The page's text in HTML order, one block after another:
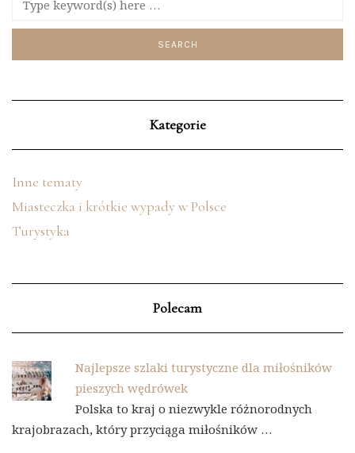
Kategorie
Inne tematy
Miasteczka i krótkie wypady w Polsce
Turystyka
Polecam
Najlepsze szlaki turystyczne dla miłośników
pieszych wędrówek
Polska to kraj o niezwykle różnorodnych
krajobrazach, który przyciąga miłośników …